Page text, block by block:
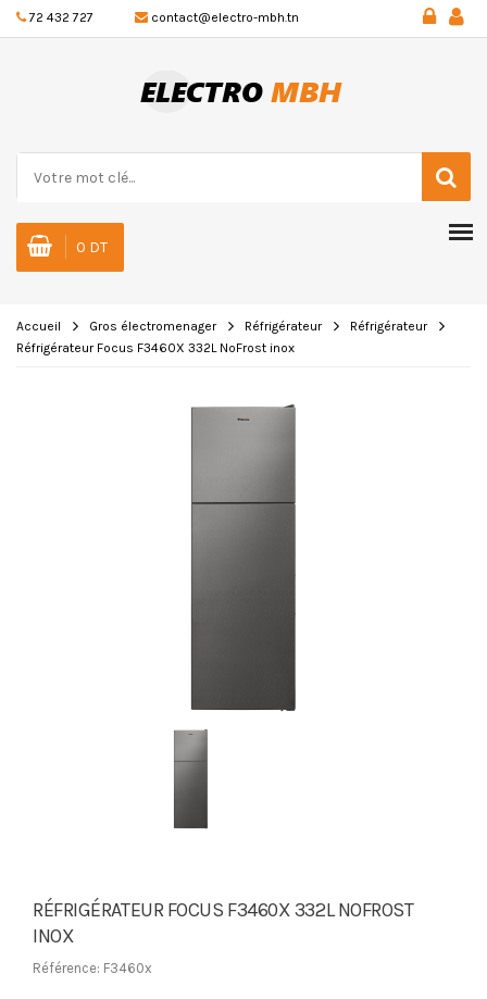
72 432 727 contact@electro-mbh.tn
0 DT
Accueil Gros électromenager Réfrigérateur
Réfrigérateur
Réfrigérateur Focus F3460X 332L NoFrost inox
RÉFRIGÉRATEUR FOCUS F3460X 332L NOFROST
INOX
Référence: F3460x